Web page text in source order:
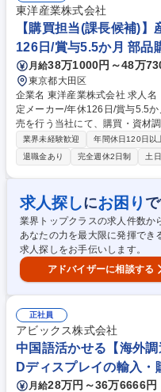
ます。また、より質の良い原料
への投資や権益取得などのPJT
の可能性もございます。 募集職種 【東京】購買（鉄鋼原料） ★ポジティ
ブアクション求人(女性歓迎)
東洋産業株式会社
【購買担当(課長候補)
126日/賞与5.5か月 部品
月給38万1000円～48万
東京都大田区
企業名 東洋産業株式会社 求人名 【購買担当(課長候補)】産業用機器の安
定メーカー/年休126日/賞与5.5か月 仕事の内容 産業用電機機器の製
売を行う当社にて、購買・資材
用いた発注・納期管理を中心に
ト業務への参画を期待します。 ■基幹システムを使用した発注・納期・在
庫管理業務 ■仕入先との価格調
応しやすい） ■技術・製造部門
令順守（取適法等）の確認・承
ンバーの業務進捗フォロー ■資
提案 募集職種 【購買担当(課長候補)】産業用機器の安定メーカー/年休126
日/賞与5.5か月
業界未経験歓迎 年間休日120日以
退職金あり
完全週休2日制 土
求人探しにお困り
業界トップクラスの求人件数か
あなたの力を最大限に発揮でき
求人探しをお手伝いします。
アドバイザーに相談する
正社員
アビックス株式会社
中国語活かせる【海外
Dディスプレイの輸入・
月給28万円～36万6666円